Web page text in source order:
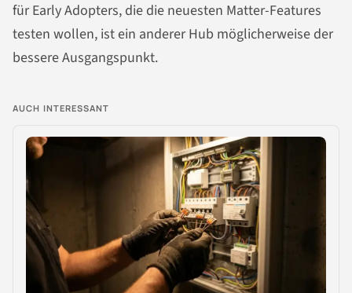
für Early Adopters, die die neuesten Matter-Features
testen wollen, ist ein anderer Hub möglicherweise der
bessere Ausgangspunkt.
AUCH INTERESSANT